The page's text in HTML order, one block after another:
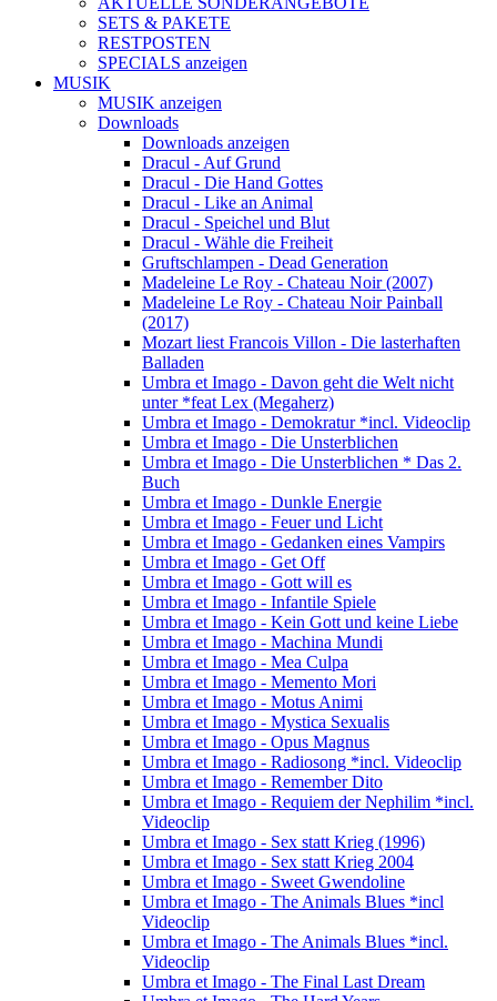
SETS & PAKETE
RESTPOSTEN
SPECIALS anzeigen
MUSIK
MUSIK anzeigen
Downloads
Downloads anzeigen
Dracul - Auf Grund
Dracul - Die Hand Gottes
Dracul - Like an Animal
Dracul - Speichel und Blut
Dracul - Wähle die Freiheit
Gruftschlampen - Dead Generation
Madeleine Le Roy - Chateau Noir (2007)
Madeleine Le Roy - Chateau Noir Painball
(2017)
Mozart liest Francois Villon - Die lasterhaften
Balladen
Umbra et Imago - Davon geht die Welt nicht
unter *feat Lex (Megaherz)
Umbra et Imago - Demokratur *incl. Videoclip
Umbra et Imago - Die Unsterblichen
Umbra et Imago - Die Unsterblichen * Das 2.
Buch
Umbra et Imago - Dunkle Energie
Umbra et Imago - Feuer und Licht
Umbra et Imago - Gedanken eines Vampirs
Umbra et Imago - Get Off
Umbra et Imago - Gott will es
Umbra et Imago - Infantile Spiele
Umbra et Imago - Kein Gott und keine Liebe
Umbra et Imago - Machina Mundi
Umbra et Imago - Mea Culpa
Umbra et Imago - Memento Mori
Umbra et Imago - Motus Animi
Umbra et Imago - Mystica Sexualis
Umbra et Imago - Opus Magnus
Umbra et Imago - Radiosong *incl. Videoclip
Umbra et Imago - Remember Dito
Umbra et Imago - Requiem der Nephilim *incl.
Videoclip
Umbra et Imago - Sex statt Krieg (1996)
Umbra et Imago - Sex statt Krieg 2004
Umbra et Imago - Sweet Gwendoline
Umbra et Imago - The Animals Blues *incl
Videoclip
Umbra et Imago - The Animals Blues *incl.
Videoclip
Umbra et Imago - The Final Last Dream